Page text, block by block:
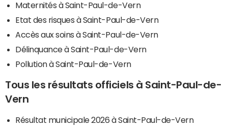
Maternités à Saint-Paul-de-Vern
Etat des risques à Saint-Paul-de-Vern
Accès aux soins à Saint-Paul-de-Vern
Délinquance à Saint-Paul-de-Vern
Pollution à Saint-Paul-de-Vern
Tous les résultats officiels à Saint-Paul-de-
Vern
Résultat municipale 2026 à Saint-Paul-de-Vern